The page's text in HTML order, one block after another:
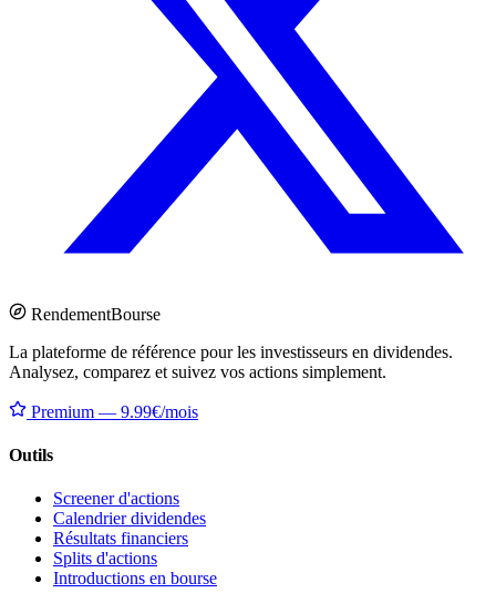
RendementBourse
La plateforme de référence pour les investisseurs en dividendes.
Analysez, comparez et suivez vos actions simplement.
Premium — 9.99€/mois
Outils
Screener d'actions
Calendrier dividendes
Résultats financiers
Splits d'actions
Introductions en bourse